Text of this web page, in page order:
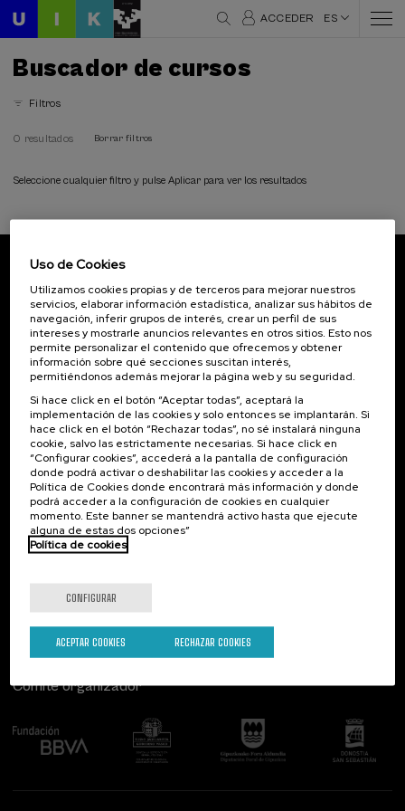
ACCEDER ES
Buscador de cursos
Filtros
0 resultados Borrar filtros
Seleccione cualquier filtro y pulse Aplicar para ver los resultados
Inscríbete para ser el primero/a en recibir las
novedades de UIK.
Suscribirse
Contacto
Palacio Miramar
Paseo de Miraconcha, 48
20007 Donostia / San Sebastián
Gipuzkoa, Spain
Contacta con nosotros
De interés...
Actividades anteriores
Comité organizador
Uso de Cookies
Utilizamos cookies propias y de terceros para mejorar nuestros
servicios, elaborar información estadística, analizar sus hábitos de
navegación, inferir grupos de interés, crear un perfil de sus
intereses y mostrarle anuncios relevantes en otros sitios. Esto nos
permite personalizar el contenido que ofrecemos y obtener
información sobre qué secciones suscitan interés,
permitiéndonos además mejorar la página web y su seguridad.
Si hace click en el botón “Aceptar todas”, aceptará la
implementación de las cookies y solo entonces se implantarán. Si
hace click en el botón “Rechazar todas”, no sé instalará ninguna
cookie, salvo las estrictamente necesarias. Si hace click en
“Configurar cookies”, accederá a la pantalla de configuración
donde podrá activar o deshabilitar las cookies y acceder a la
Política de Cookies donde encontrará más información y donde
podrá acceder a la configuración de cookies en cualquier
momento. Este banner se mantendrá activo hasta que ejecute
alguna de estas dos opciones”
Política de cookies
CONFIGURAR
RECHAZAR COOKIES
ACEPTAR COOKIES